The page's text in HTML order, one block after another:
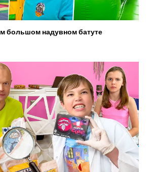
большом надувном батуте